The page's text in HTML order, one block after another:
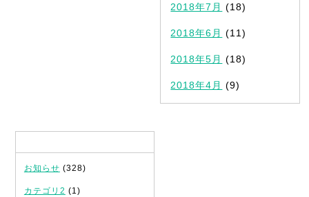
2018年7月 (18)
2018年6月 (11)
2018年5月 (18)
2018年4月 (9)
お知らせ (328)
カテゴリ2 (1)